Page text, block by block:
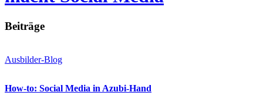
Beiträge
Ausbilder-Blog
How-to: Social Media in Azubi-Hand